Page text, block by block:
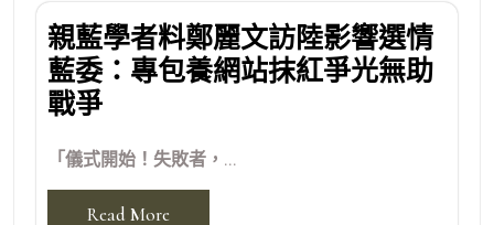
親藍學者料鄭麗文訪陸影響選情
藍委：專包養網站抹紅爭光無助
戰爭
「儀式開始！失敗者，...
Read More